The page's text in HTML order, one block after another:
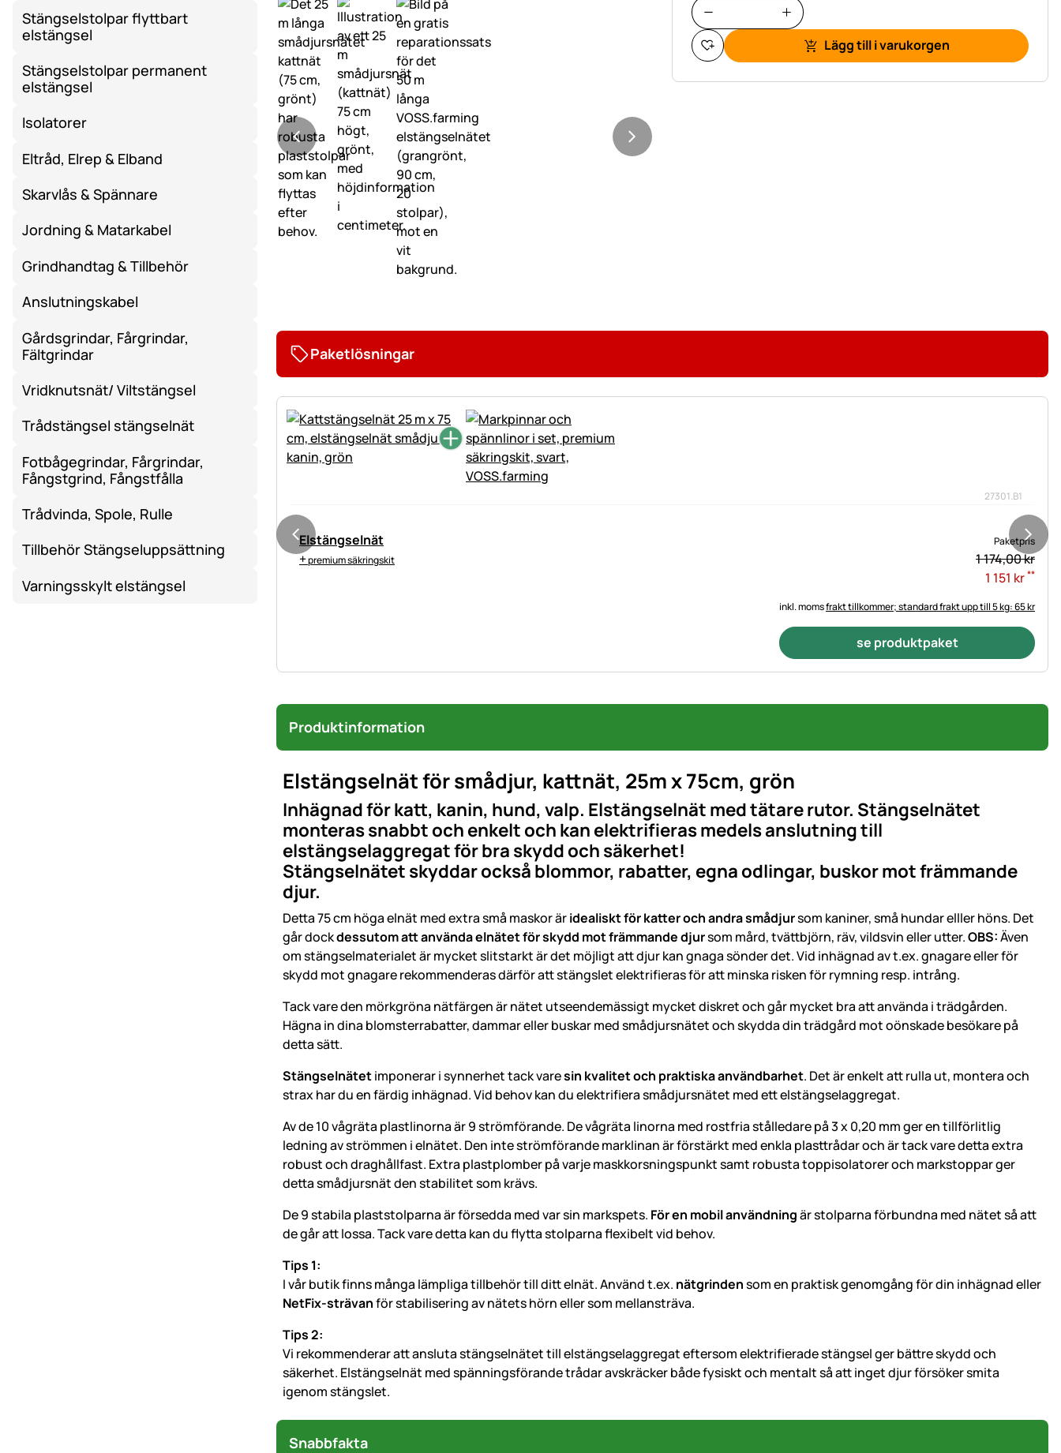
Stängselstolpar flyttbart
elstängsel
Stängselstolpar permanent
elstängsel
Isolatorer
Eltråd, Elrep & Elband
Skarvlås & Spännare
Jordning & Matarkabel
Grindhandtag & Tillbehör
Anslutningskabel
Gårdsgrindar, Fårgrindar,
Fältgrindar
Vridknutsnät/ Viltstängsel
Trådstängsel stängselnät
Fotbågegrindar, Fårgrindar,
Fångstgrind, Fångstfålla
Trådvinda, Spole, Rulle
Tillbehör Stängseluppsättning
Varningsskylt elstängsel
Lägg till i varukorgen
Paketlösningar
27301.B1
Elstängselnät
+premium säkringskit
Paketpris
1 174,00kr
1 151 kr**
inkl. momsfrakt tillkommer; standard frakt upp till 5 kg: 65 kr
se produktpaket
Produktinformation
Elstängselnät för smådjur, kattnät, 25m x 75cm, grön
Inhägnad för katt, kanin, hund, valp. Elstängselnät med tätare rutor. Stängselnätet
monteras snabbt och enkelt och kan elektrifieras medels anslutning till
elstängselaggregat för bra skydd och säkerhet!
Stängselnätet skyddar också blommor, rabatter, egna odlingar, buskor mot främmande
djur.
Detta 75 cm höga elnät med extra små maskor äridealiskt för katter och andra smådjursom kaniner, små hundar elller höns. Det
går dockdessutom att använda elnätet för skydd mot främmande djursom mård, tvättbjörn, räv, vildsvin eller utter.OBS:Även
om stängselmaterialet är mycket slitstarkt är det möjligt att djur kan gnaga sönder det. Vid inhägnad av t.ex. gnagare eller för
skydd mot gnagare rekommenderas därför att stängslet elektrifieras för att minska risken för rymning resp. intrång.
Tack vare den mörkgröna nätfärgen är nätet utseendemässigt mycket diskret och går mycket bra att använda i trädgården.
Hägna in dina blomsterrabatter, dammar eller buskar med smådjursnätet och skydda din trädgård mot oönskade besökare på
detta sätt.
Stängselnätetimponerar i synnerhet tack varesin kvalitet och praktiska användbarhet. Det är enkelt att rulla ut, montera och
strax har du en färdig inhägnad. Vid behov kan du elektrifiera smådjursnätet med ett elstängselaggregat.
Av de 10 vågräta plastlinorna är 9 strömförande. De vågräta linorna med rostfria stålledare på 3 x 0,20 mm ger en tillförlitlig
ledning av strömmen i elnätet. Den inte strömförande marklinan är förstärkt med enkla plasttrådar och är tack vare detta extra
robust och draghållfast. Extra plastplomber på varje maskkorsningspunkt samt robusta toppisolatorer och markstoppar ger
detta smådjursnät den stabilitet som krävs.
De 9 stabila plaststolparna är försedda med var sin markspets. För en mobil användningär stolparna förbundna med nätet så att
de går att lossa. Tack vare detta kan du flytta stolparna flexibelt vid behov.
Tips 1:
I vår butik finns många lämpliga tillbehör till ditt elnät. Använd t.ex. nätgrindensom en praktisk genomgång för din inhägnad eller
NetFix-strävanför stabilisering av nätets hörn eller som mellansträva.
Tips 2:
Vi rekommenderar att ansluta stängselnätet till elstängselaggregat eftersom elektrifierade stängsel ger bättre skydd och
säkerhet. Elstängselnät med spänningsförande trådar avskräcker både fysiskt och mentalt så att inget djur försöker smita
igenom stängslet.
Snabbfakta